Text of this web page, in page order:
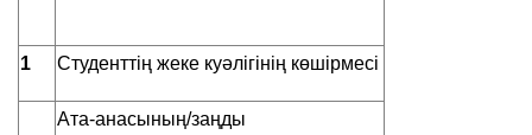
1 Студенттің жеке куәлігінің көшірмесі
Ата-анасының/заңды